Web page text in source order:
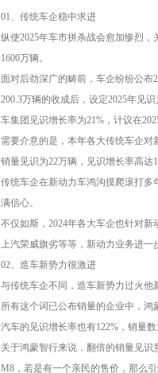
01、传统车企稳中求进
纵使2025年车市拼杀战会愈加惨烈
1600万辆。
面对后劲深广的畴前，车企纷纷公布
200.3万辆的收成后，设定2025年见
车集团见识增长率为21%，计议在
需要介意的是，本年各大传统车企对
销量见识为22万辆，见识增长率高达
传统车企在新动力车鸿沟摸爬滚打多
满信心。
不仅如斯，2024年各大车企也针对
上汽荣威旗劣等等，新动力业务进
02、造车新势力很激进
与传统车企不同，造车新势力过火
所有这个词已公布销量的企业中，鸿
汽车的见识增长率也有122%，销量
关于鸿蒙智行来说，翻倍的销量见
M8，若是有一个亲民的售价，那么